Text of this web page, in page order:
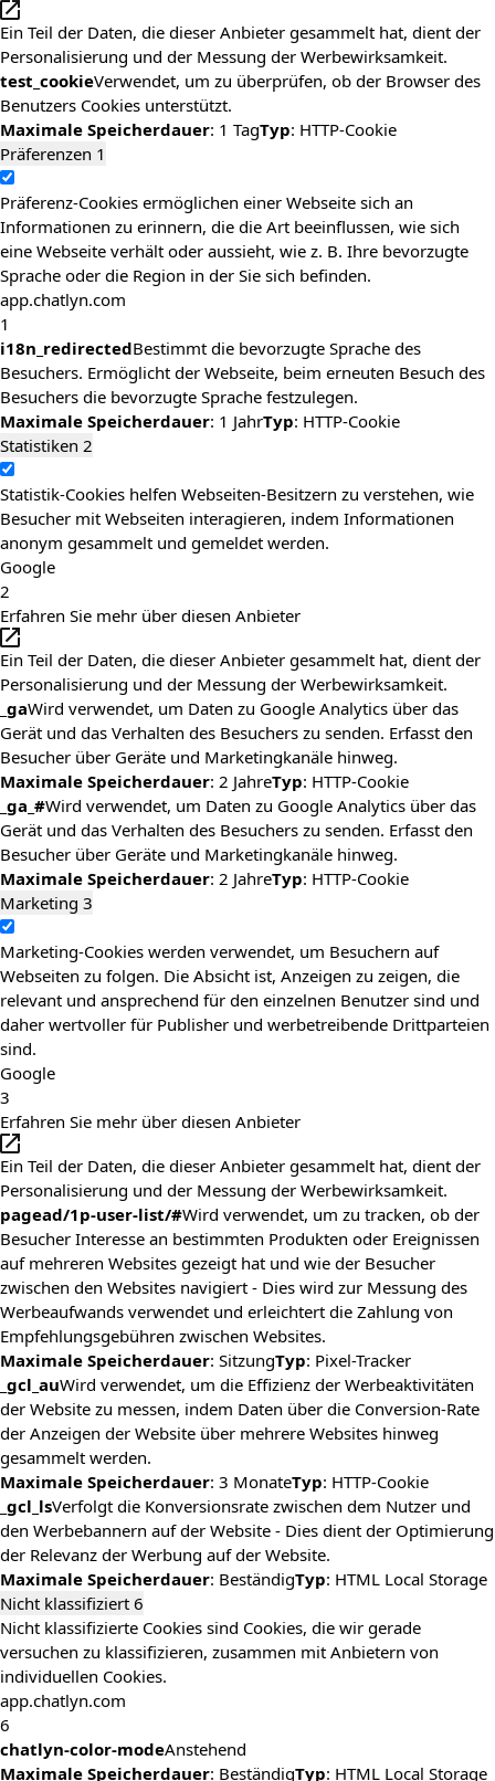
Ein Teil der Daten, die dieser Anbieter gesammelt hat, dient der
Personalisierung und der Messung der Werbewirksamkeit.
test_cookieVerwendet, um zu überprüfen, ob der Browser des
Benutzers Cookies unterstützt.
Maximale Speicherdauer: 1 TagTyp: HTTP-Cookie
Präferenzen 1
Präferenz-Cookies ermöglichen einer Webseite sich an
Informationen zu erinnern, die die Art beeinflussen, wie sich
eine Webseite verhält oder aussieht, wie z. B. Ihre bevorzugte
Sprache oder die Region in der Sie sich befinden.
app.chatlyn.com
1
i18n_redirectedBestimmt die bevorzugte Sprache des
Besuchers. Ermöglicht der Webseite, beim erneuten Besuch des
Besuchers die bevorzugte Sprache festzulegen.
Maximale Speicherdauer: 1 JahrTyp: HTTP-Cookie
Statistiken 2
Statistik-Cookies helfen Webseiten-Besitzern zu verstehen, wie
Besucher mit Webseiten interagieren, indem Informationen
anonym gesammelt und gemeldet werden.
Google
2
Erfahren Sie mehr über diesen Anbieter
Ein Teil der Daten, die dieser Anbieter gesammelt hat, dient der
Personalisierung und der Messung der Werbewirksamkeit.
_gaWird verwendet, um Daten zu Google Analytics über das
Gerät und das Verhalten des Besuchers zu senden. Erfasst den
Besucher über Geräte und Marketingkanäle hinweg.
Maximale Speicherdauer: 2 JahreTyp: HTTP-Cookie
_ga_#Wird verwendet, um Daten zu Google Analytics über das
Gerät und das Verhalten des Besuchers zu senden. Erfasst den
Besucher über Geräte und Marketingkanäle hinweg.
Maximale Speicherdauer: 2 JahreTyp: HTTP-Cookie
Marketing 3
Marketing-Cookies werden verwendet, um Besuchern auf
Webseiten zu folgen. Die Absicht ist, Anzeigen zu zeigen, die
relevant und ansprechend für den einzelnen Benutzer sind und
daher wertvoller für Publisher und werbetreibende Drittparteien
sind.
Google
3
Erfahren Sie mehr über diesen Anbieter
Ein Teil der Daten, die dieser Anbieter gesammelt hat, dient der
Personalisierung und der Messung der Werbewirksamkeit.
pagead/1p-user-list/#Wird verwendet, um zu tracken, ob der
Besucher Interesse an bestimmten Produkten oder Ereignissen
auf mehreren Websites gezeigt hat und wie der Besucher
zwischen den Websites navigiert - Dies wird zur Messung des
Werbeaufwands verwendet und erleichtert die Zahlung von
Empfehlungsgebühren zwischen Websites.
Maximale Speicherdauer: SitzungTyp: Pixel-Tracker
_gcl_auWird verwendet, um die Effizienz der Werbeaktivitäten
der Website zu messen, indem Daten über die Conversion-Rate
der Anzeigen der Website über mehrere Websites hinweg
gesammelt werden.
Maximale Speicherdauer: 3 MonateTyp: HTTP-Cookie
_gcl_lsVerfolgt die Konversionsrate zwischen dem Nutzer und
den Werbebannern auf der Website - Dies dient der Optimierung
der Relevanz der Werbung auf der Website.
Maximale Speicherdauer: BeständigTyp: HTML Local Storage
Nicht klassifiziert 6
Nicht klassifizierte Cookies sind Cookies, die wir gerade
versuchen zu klassifizieren, zusammen mit Anbietern von
individuellen Cookies.
app.chatlyn.com
6
chatlyn-color-modeAnstehend
Maximale Speicherdauer: BeständigTyp: HTML Local Storage